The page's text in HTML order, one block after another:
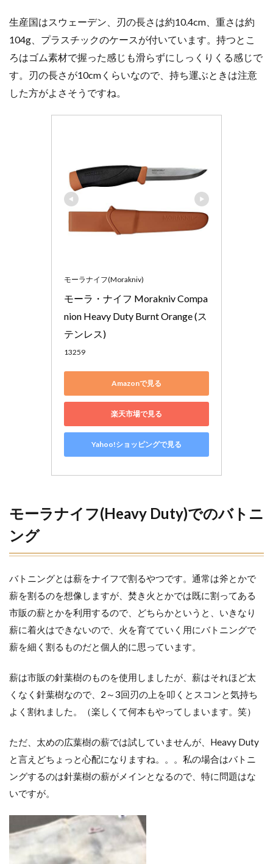
生産国はスウェーデン、刃の長さは約10.4cm、重さは約
104g、プラスチックのケースが付いています。持つとこ
ろはゴム素材で握った感じも滑らずにしっくりくる感じで
す。刃の長さが10cmくらいなので、持ち運ぶときは注意
した方がよさそうですね。
モーラナイフ(Morakniv)
モーラ・ナイフ Morakniv Compa
nion Heavy Duty Burnt Orange (ス
テンレス)
13259
Amazonで見る
楽天市場で見る
Yahoo!ショッピングで見る
モーラナイフ(Heavy Duty)でのバトニ
ング
バトニングとは薪をナイフで割るやつです。通常は斧とかで
薪を割るのを想像しますが、焚き火とかでは既に割ってある
市販の薪とかを利用するので、どちらかというと、いきなり
薪に着火はできないので、火を育てていく用にバトニングで
薪を細く割るものだと個人的に思っています。
薪は市販の針葉樹のものを使用しましたが、薪はそれほど太
くなく針葉樹なので、2～3回刃の上を叩くとスコンと気持ち
よく割れました。（楽しくて何本もやってしまいます。笑）
ただ、太めの広葉樹の薪では試していませんが、Heavy Duty
と言えどちょっと心配になりますね。。。私の場合はバトニ
ングするのは針葉樹の薪がメインとなるので、特に問題はな
いですが。